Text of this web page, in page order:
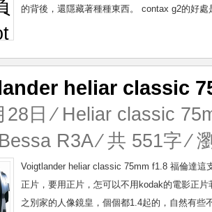
的背後，還隱藏著種種東西。 contax g2的好
heliar classic
28日 ⁄ Heliar classic
R3A⁄ 共 551字 ⁄
Voigtlander heliar classic 75mm f1.8 福倫達這
正片，要用正片，怎可以不用kodak的電影正
之別家的人像鏡皇，個個都1.4起的，自然有些